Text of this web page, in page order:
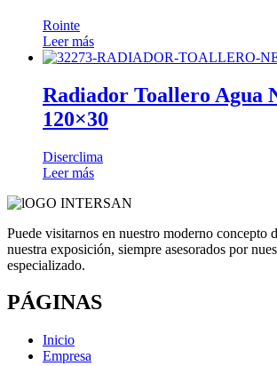
Rointe
Leer más
Radiador Toallero Agua
120×30
Diserclima
Leer más
Puede visitarnos en nuestro moderno concepto
nuestra exposición, siempre asesorados por
especializado.
PÁGINAS
Inicio
Empresa